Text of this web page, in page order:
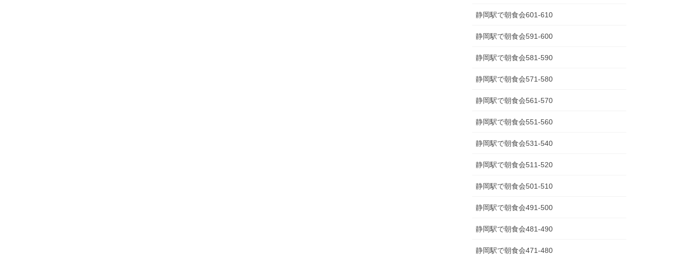
静岡駅で朝食会601-610
静岡駅で朝食会591-600
静岡駅で朝食会581-590
静岡駅で朝食会571-580
静岡駅で朝食会561-570
静岡駅で朝食会551-560
静岡駅で朝食会531-540
静岡駅で朝食会511-520
静岡駅で朝食会501-510
静岡駅で朝食会491-500
静岡駅で朝食会481-490
静岡駅で朝食会471-480